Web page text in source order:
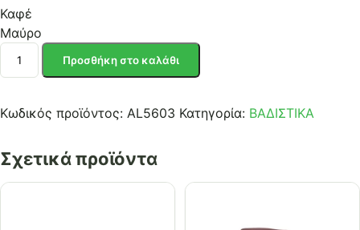
Καφέ
Μαύρο
ΜΠΑΣΤΟΥΝΙ
ΜΟΝΟΚΟΜΜΑΤΟ
ΜΑΓΚΟΥΡΑ
Προσθήκη στο καλάθι
Κωδικός προϊόντος: AL5603 Κατηγορία: ΒΑΔΙΣΤΙΚΑ
Σχετικά προϊόντα